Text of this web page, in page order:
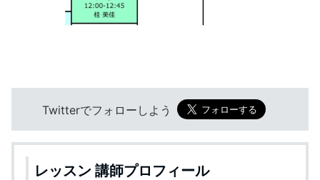
Twitterでフォローしよう
レッスン 講師プロフィール